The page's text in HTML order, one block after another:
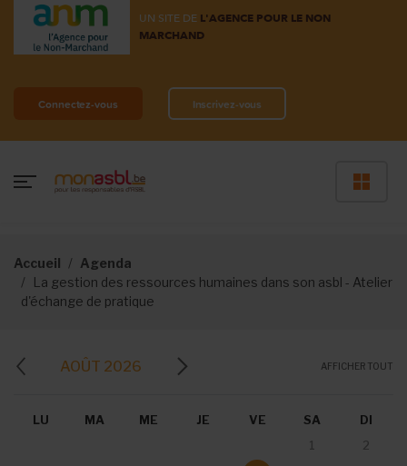
UN SITE DE L'AGENCE POUR LE NON
MARCHAND
Connectez-vous Inscrivez-vous
Accueil
Agenda
La gestion des ressources humaines dans son asbl - Atelier
d'échange de pratique
AOÛT 2026
LU MA ME JE VE SA
DI
1
2
AFFICHER TOUT